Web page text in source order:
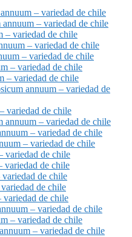
– variedad de chile
– variedad de chile
– variedad de chile
– variedad de chile
– variedad de chile
– variedad de chile
– variedad de chile
annuum – variedad de
variedad de chile
annuum – variedad de chile
– variedad de chile
– variedad de chile
variedad de chile
variedad de chile
de chile
de chile
de chile
– variedad de chile
– variedad de chile
– variedad de chile